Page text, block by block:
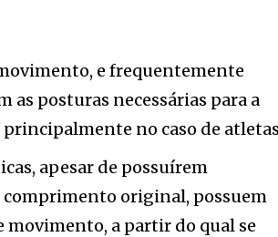
e frequentemente
as posturas necessárias para a
no caso de
apesar de possuírem
comprimento original, possuem
a partir do qual se